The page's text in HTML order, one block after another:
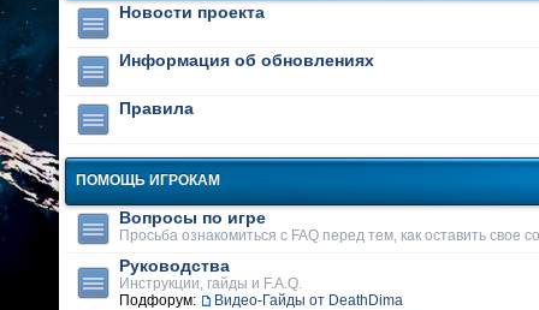
Новости проекта
Информация об обновлениях
Правила
ПОМОЩЬ ИГРОКАМ
Вопросы по игре
Просьба ознакомиться с FAQ перед тем, как оставить свое
Руководства
Инструкции, гайды и F.A.Q.
Подфорум:
Видео-Гайды от DeathDima